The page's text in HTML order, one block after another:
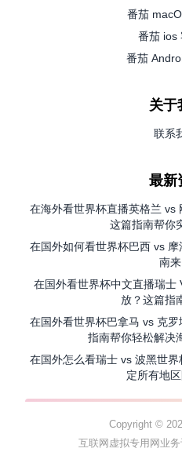
番茄
番茄 ios
番茄
关于
联系
最新
在海外看世界杯直播英格兰 vs
这篇指南帮你
在国外如何看世界杯巴西 vs
南
在国外看世界杯中文直播瑞士
放？这篇指
在国外看世界杯巴拿马 vs 克
指南帮你轻松解决
在国外怎么看瑞士 vs 波黑世
定所有地
Copyright ©
互联网虚拟专用网业